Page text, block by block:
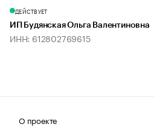
ДЕЙСТВУЕТ
ИП Будянская Ольга Валентиновна
ИНН: 612802769615
О проекте